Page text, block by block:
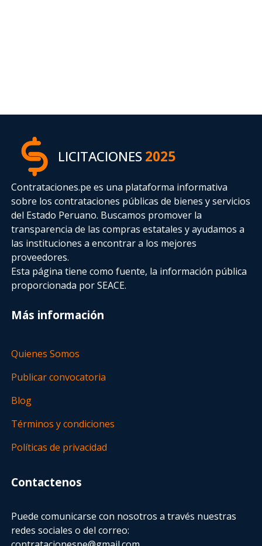
LICITACIONES2025
Contrataciones.pe es una plataforma informativa
sobre los contrataciones públicas de bienes y servicios
del Estado Peruano. Buscamos promover la
transparencia de las compras estatalesy ayudamos a
las instituciones a encontrar a los mejores
proveedores.
Esta página tiene como fuente, la información pública
proporcionada por SEACE.
Más información
Quienes Somos
Publicar convocatoria
Blog
Términos y condiciones
Políticas de privacidad
Contactenos
Puede comunicarse con nosotros a través nuestras
redes sociales o del correo: